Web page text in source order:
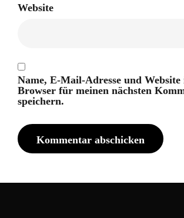
Website
Name, E-Mail-Adresse und Website
Browser für meinen nächsten
speichern.